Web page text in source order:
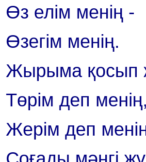
Өз елім менің -
Өзегім менің.
Жырыма қосып
Төрім деп менің,
Жерім деп